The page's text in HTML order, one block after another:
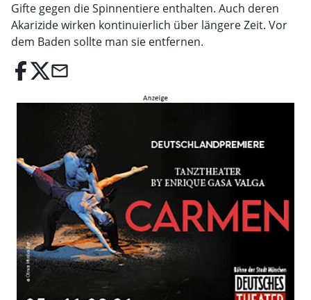
Gifte gegen die Spinnentiere enthalten. Auch deren
Akarizide wirken kontinuierlich über längere Zeit. Vor
dem Baden sollte man sie entfernen.
email